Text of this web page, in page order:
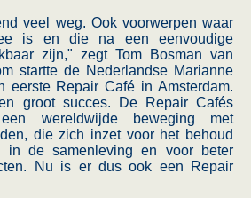
veel weg. Ook voorwerpen waar
is en die na een eenvoudige
zijn," zegt Tom Bosman van
startte de Nederlandse Marianne
eerste Repair Café in Amsterdam.
groot succes. De Repair Cafés
wereldwijde beweging met
die zich inzet voor het behoud
in de samenleving en voor beter
Nu is er dus ook een Repair